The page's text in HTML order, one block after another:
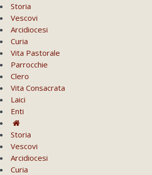
Storia
Vescovi
Arcidiocesi
Curia
Vita Pastorale
Parrocchie
Clero
Vita Consacrata
Laici
Enti
Storia
Vescovi
Arcidiocesi
Curia